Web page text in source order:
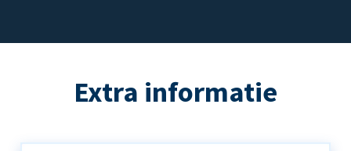
Extra informatie